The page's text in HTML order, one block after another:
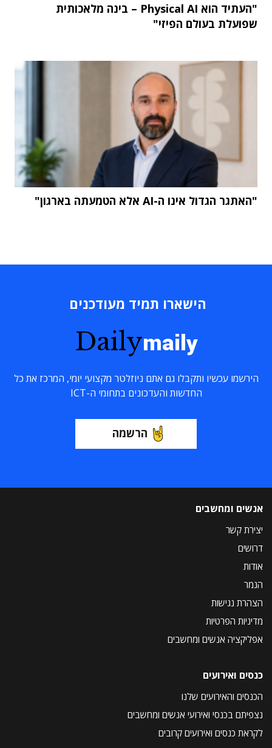
"העתיד הוא Physical AI – בינה מלאכותית
שפועלת בעולם הפיזי"
"האתגר הגדול אינו ה-AI אלא הטמעתה בארגון"
הישארו תמיד מעודכנים
Dailymaily
הירשמו עכשיו ותקבלו גם אתם ניוזלטר מקצועי יומי, המרכז את כל
החדשות והעדכונים בתחומי ה-ICT
הרשמה
אנשים ומחשבים
יצירת קשר
דרושים
אודות
הנמר
הצהרת נגישות
מדיניות הפרטיות
אפליקציה אנשים ומחשבים
כנסים ואירועים
הכנסים והאירועים שלנו
נצפיתם בכנסי ואירועי אנשים ומחשבים
לקראת כנסים ואירועים קרובים